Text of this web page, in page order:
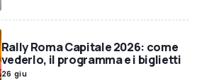
Rally Roma Capitale 2026: come
vederlo, il programma e i biglietti
26 giu